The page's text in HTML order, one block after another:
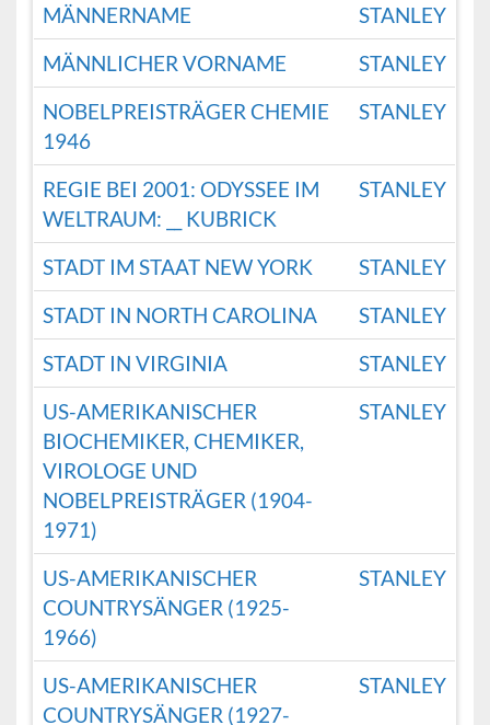
MÄNNERNAME
STANLEY
MÄNNLICHER VORNAME
STANLEY
NOBELPREISTRÄGER CHEMIE
1946
STANLEY
REGIE BEI 2001: ODYSSEE IM
WELTRAUM: __ KUBRICK
STANLEY
STADT IM STAAT NEW YORK
STANLEY
STADT IN NORTH CAROLINA
STANLEY
STADT IN VIRGINIA
STANLEY
US-AMERIKANISCHER
BIOCHEMIKER, CHEMIKER,
VIROLOGE UND
NOBELPREISTRÄGER (1904-
1971)
STANLEY
US-AMERIKANISCHER
COUNTRYSÄNGER (1925-
1966)
STANLEY
US-AMERIKANISCHER
COUNTRYSÄNGER (1927-
STANLEY